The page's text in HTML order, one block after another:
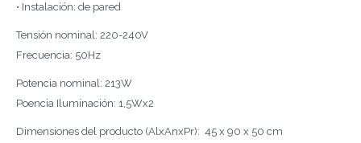
• Instalación: de pared
Tensión nominal: 220-240V
Frecuencia: 50Hz
Potencia nominal: 213W
Poencia Iluminación: 1,5Wx2
Dimensiones del producto (AlxAnxPr): 45 x 90 x 50 cm